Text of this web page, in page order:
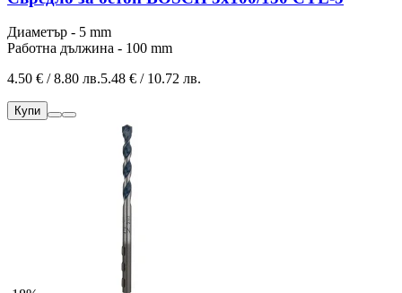
Диаметър - 5 mm
Работна дължина - 100 mm
4.50 € / 8.80 лв.5.48 € / 10.72 лв.
Купи